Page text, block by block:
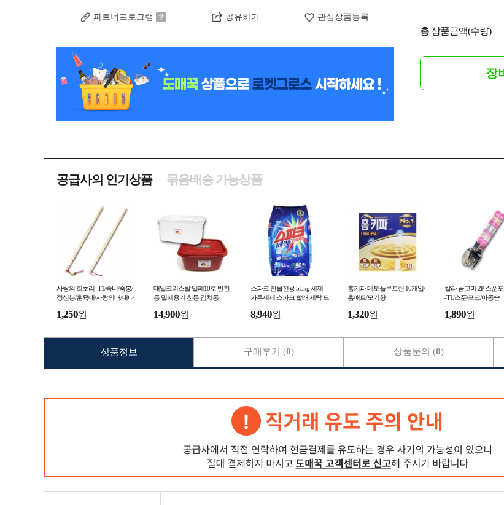
파트너프로그램 공유하기 관심상품등록
총 상품금액(수량)
장
공급사의 인기상품 묶음배송 가능상품
사랑의 회초리 -T1/죽비/죽봉/
정신봉/훈육대/사랑의매/대나
송료인하
1,250원
대일크리스탈 밀폐10호 반찬
통 밀폐용기 찬통 김치통
14,900원
스파크 찬물전용 5.5kg 세제
가루세제 스파크 빨래 세탁 드
제 찬물세제-TJ
8,940원
홈키파 메토플루트린 10개입/
홈매트/모기향
1,320원
칼라 곰고미 2P 스푼
-T1/스푼/포크/아동숟
1,890원
상품정보 구매후기 (0) 상품문의 (0)